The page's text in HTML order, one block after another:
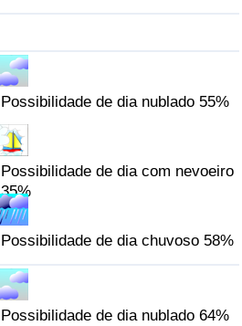
Possibilidade de dia nublado 55%
Possibilidade de dia com nevoeiro
35%
Possibilidade de dia chuvoso 58%
Possibilidade de dia nublado 64%